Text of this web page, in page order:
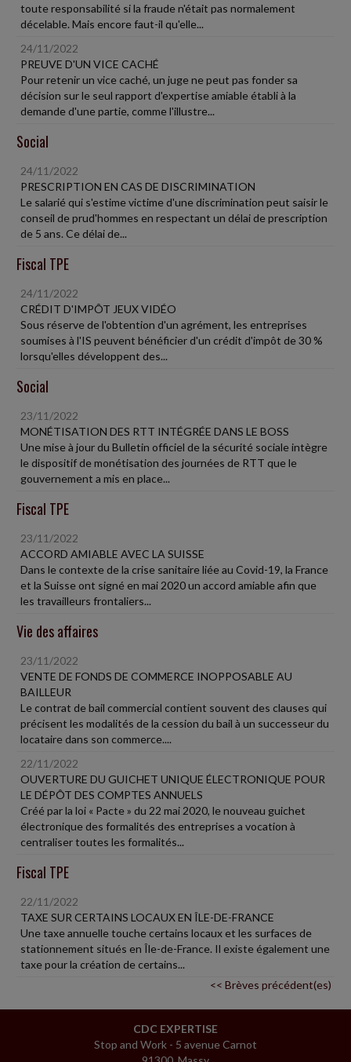
toute responsabilité si la fraude n'était pas normalement
décelable. Mais encore faut-il qu'elle...
24/11/2022
PREUVE D'UN VICE CACHÉ
Pour retenir un vice caché, un juge ne peut pas fonder sa
décision sur le seul rapport d'expertise amiable établi à la
demande d'une partie, comme l'illustre...
Social
24/11/2022
PRESCRIPTION EN CAS DE DISCRIMINATION
Le salarié qui s'estime victime d'une discrimination peut saisir le
conseil de prud'hommes en respectant un délai de prescription
de 5 ans. Ce délai de...
Fiscal TPE
24/11/2022
CRÉDIT D'IMPÔT JEUX VIDÉO
Sous réserve de l'obtention d'un agrément, les entreprises
soumises à l'IS peuvent bénéficier d'un crédit d'impôt de 30 %
lorsqu'elles développent des...
Social
23/11/2022
MONÉTISATION DES RTT INTÉGRÉE DANS LE BOSS
Une mise à jour du Bulletin officiel de la sécurité sociale intègre
le dispositif de monétisation des journées de RTT que le
gouvernement a mis en place...
Fiscal TPE
23/11/2022
ACCORD AMIABLE AVEC LA SUISSE
Dans le contexte de la crise sanitaire liée au Covid-19, la France
et la Suisse ont signé en mai 2020 un accord amiable afin que
les travailleurs frontaliers...
Vie des affaires
23/11/2022
VENTE DE FONDS DE COMMERCE INOPPOSABLE AU
BAILLEUR
Le contrat de bail commercial contient souvent des clauses qui
précisent les modalités de la cession du bail à un successeur du
locataire dans son commerce....
22/11/2022
OUVERTURE DU GUICHET UNIQUE ÉLECTRONIQUE POUR
LE DÉPÔT DES COMPTES ANNUELS
Créé par la loi « Pacte » du 22 mai 2020, le nouveau guichet
électronique des formalités des entreprises a vocation à
centraliser toutes les formalités...
Fiscal TPE
22/11/2022
TAXE SUR CERTAINS LOCAUX EN ÎLE-DE-FRANCE
Une taxe annuelle touche certains locaux et les surfaces de
stationnement situés en Île-de-France. Il existe également une
taxe pour la création de certains...
<< Brèves précédent(es)
CDC EXPERTISE
Stop and Work - 5 avenue Carnot